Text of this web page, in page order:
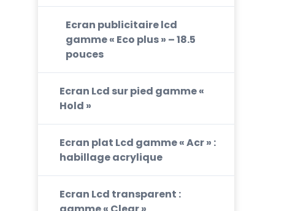
Ecran publicitaire lcd
gamme « Eco plus » – 18.5
pouces
Ecran Lcd sur pied gamme «
Hold »
Ecran plat Lcd gamme « Acr » :
habillage acrylique
Ecran Lcd transparent :